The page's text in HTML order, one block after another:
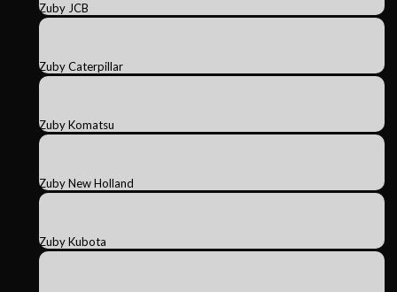
Zuby JCB
Zuby Caterpillar
Zuby Komatsu
Zuby New Holland
Zuby Kubota